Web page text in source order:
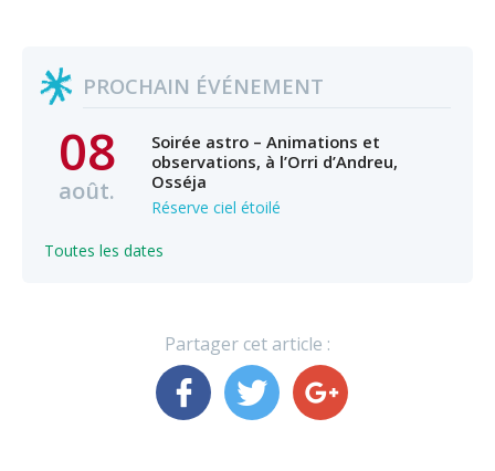
PROCHAIN ÉVÉNEMENT
08
août.
Soirée astro – Animations et
observations, à l’Orri d’Andreu,
Osséja
Réserve ciel étoilé
Toutes les dates
Partager cet article :